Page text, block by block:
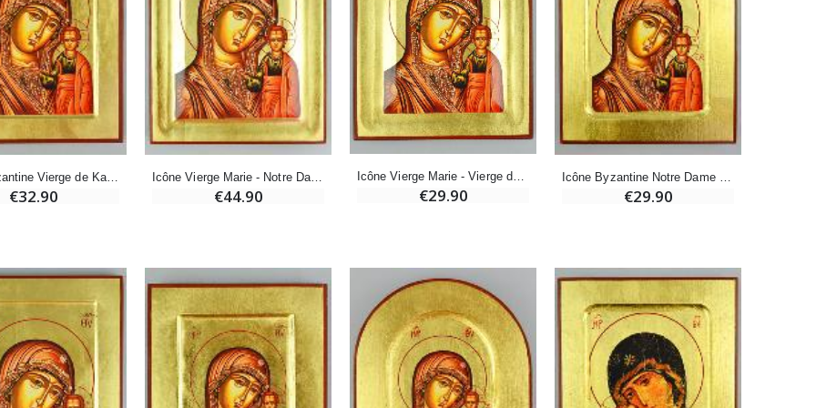
€12.00 €9.60
€7.90
€5.50 €4.95
-25%
€78.00 €58.50
€21.90
€12.90
€2.50
Déposez votre Neuvaine à Lourdes
€12.00 €9.60
Bonbons Pastilles Menthe à l'Eau de Lourdes - 130g
€7.90
€5.50 €4.95
-25%
€78.00
Icone Byzantine Vierge de Kazan - 18cm
€32.90
Icône Vierge Marie - Notre Dame de Kazan - 24cm
€44.90
Icône Vierge Marie - Vierge de Kazan - 18cm
€29.90 €29.90